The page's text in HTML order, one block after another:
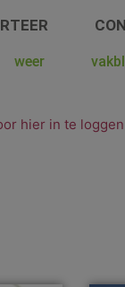
weer
hier in te loggen